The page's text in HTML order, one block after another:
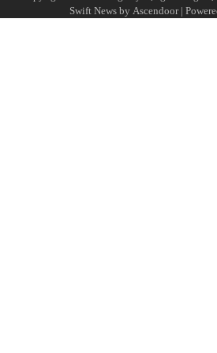
Swift News by Ascendoor|